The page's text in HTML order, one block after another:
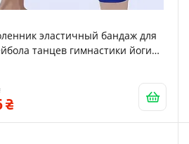
эластичный бандаж для
танцев гимнастики йоги